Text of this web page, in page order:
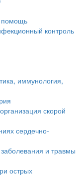
помощь
контроль
иммунология,
скорой
сердечно-
и травмы
острых